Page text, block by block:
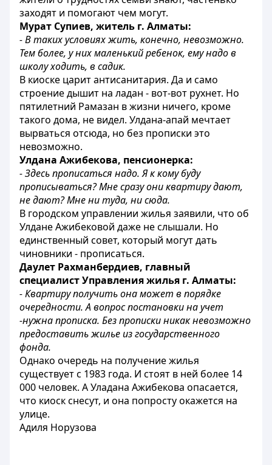
заходят и помогают чем могут.
Мурат Супиев, житель г. Алматы:
- В таких условиях жить, конечно, невозможно.
Тем более, у них маленький ребенок, ему надо в
школу ходить, в садик.
В киоске царит антисанитария. Да и само
строение дышит на ладан - вот-вот рухнет. Но
пятилетний Рамазан в жизни ничего, кроме
такого дома, не видел. Улдана-апай мечтает
вырваться отсюда, но без прописки это
невозможно.
Улдана Ажибекова, пенсионерка:
- Здесь прописаться надо. Я к кому буду
прописываться? Мне сразу они квартиру дают,
не дают? Мне ни туда, ни сюда.
В городском управлении жилья заявили, что об
Улдане Ажибековой даже не слышали. Но
единственный совет, который могут дать
чиновники - прописаться.
Даулет Рахманбердиев, главный
специалист Управления жилья г. Алматы:
- Квартиру получить она может в порядке
очередности. А вопрос постановки на учет
-нужна прописка. Без прописки никак невозможно
предоставить жилье из государственного
фонда.
Однако очередь на получение жилья
существует с 1983 года. И стоят в ней более 14
000 человек. А Уладана Ажибекова опасается,
что киоск снесут, и она попросту окажется на
улице.
Адиля Норузова